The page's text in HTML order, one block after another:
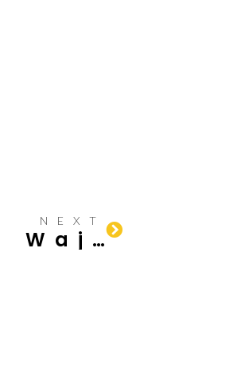
NEXT
7 Hal Penting yang Wajib Diperhatikan Sebelum Bangun Rumah